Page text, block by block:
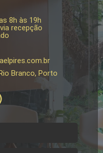
8h às 19h
recepção
Branco, Porto